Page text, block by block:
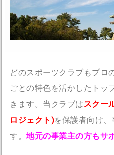
どのスポーツクラブもプロ
ごとの特色を活かしたトッ
きます。当クラブはスクー
ロジェクト)を保護者向け、
す。地元の事業主の方もサ